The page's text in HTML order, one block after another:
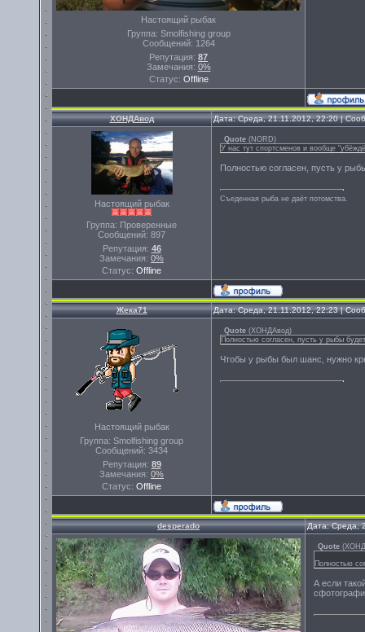
Настоящий рыбак
Группа: Smolfishing group
Сообщений: 1264
Репутация: 87
Замечания: 0%
Статус: Offline
ХОНДАвод Дата: Среда, 21.11.2012, 22:20 |
Настоящий рыбак
Группа: Проверенные
Сообщений: 897
Репутация: 46
Замечания: 0%
Статус: Offline
Quote (NORD)
У нас тут спортсменов и вообще
Полностью согласен, пусть у
Съеденная рыба не даёт потомства.
Жека71 Дата: Среда, 21.11.2012, 22:23 |
Настоящий рыбак
Группа: Smolfishing group
Сообщений: 3434
Репутация: 89
Замечания: 0%
Статус: Offline
Quote (ХОНДАвод)
Полностью согласен, пусть у рыбы
Чтобы у рыбы был шанс, нужно
desperado Дата: Среда,
Quote (
Полностью
А если